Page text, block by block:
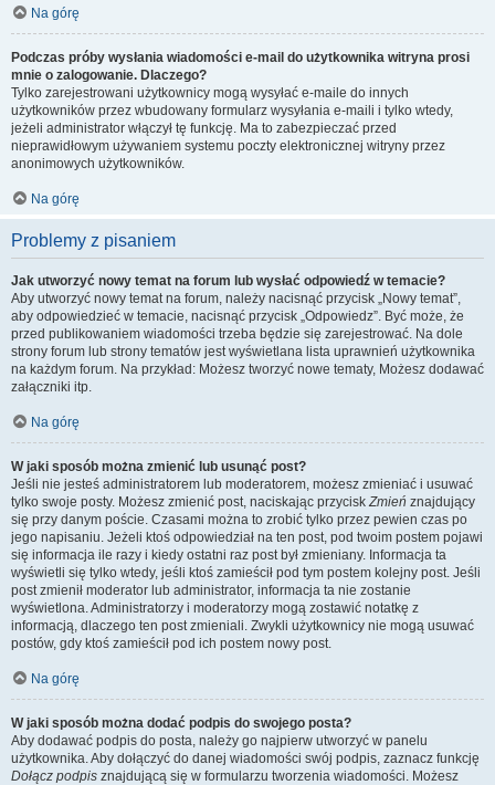
Na górę
Podczas próby wysłania wiadomości e-mail do użytkownika witryna prosi
mnie o zalogowanie. Dlaczego?
Tylko zarejestrowani użytkownicy mogą wysyłać e-maile do innych
użytkowników przez wbudowany formularz wysyłania e-maili i tylko wtedy,
jeżeli administrator włączył tę funkcję. Ma to zabezpieczać przed
nieprawidłowym używaniem systemu poczty elektronicznej witryny przez
anonimowych użytkowników.
Na górę
Problemy z pisaniem
Jak utworzyć nowy temat na forum lub wysłać odpowiedź w temacie?
Aby utworzyć nowy temat na forum, należy nacisnąć przycisk „Nowy temat”,
aby odpowiedzieć w temacie, nacisnąć przycisk „Odpowiedz”. Być może, że
przed publikowaniem wiadomości trzeba będzie się zarejestrować. Na dole
strony forum lub strony tematów jest wyświetlana lista uprawnień użytkownika
na każdym forum. Na przykład: Możesz tworzyć nowe tematy, Możesz dodawać
załączniki itp.
Na górę
W jaki sposób można zmienić lub usunąć post?
Jeśli nie jesteś administratorem lub moderatorem, możesz zmieniać i usuwać
tylko swoje posty. Możesz zmienić post, naciskając przyciskZmień znajdujący
się przy danym poście. Czasami można to zrobić tylko przez pewien czas po
jego napisaniu. Jeżeli ktoś odpowiedział na ten post, pod twoim postem pojawi
się informacja ile razy i kiedy ostatni raz post był zmieniany. Informacja ta
wyświetli się tylko wtedy, jeśli ktoś zamieścił pod tym postem kolejny post. Jeśli
post zmienił moderator lub administrator, informacja ta nie zostanie
wyświetlona. Administratorzy i moderatorzy mogą zostawić notatkę z
informacją, dlaczego ten post zmieniali. Zwykli użytkownicy nie mogą usuwać
postów, gdy ktoś zamieścił pod ich postem nowy post.
Na górę
W jaki sposób można dodać podpis do swojego posta?
Aby dodawać podpis do posta, należy go najpierw utworzyć w panelu
użytkownika. Aby dołączyć do danej wiadomości swój podpis, zaznacz funkcję
Dołącz podpis znajdującą się w formularzu tworzenia wiadomości. Możesz